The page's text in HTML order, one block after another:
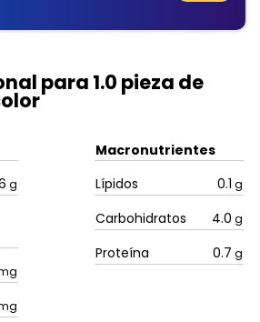
para 1.0 pieza de
g
Macronutrientes
Lípidos
0.1 g
Carbohidratos 4.0 g
Proteína 0.7 g